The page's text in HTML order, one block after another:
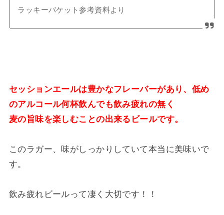
ラッキーバケット参考資料より
セッションエールは豊かなフレーバーがあり、低め
のアルコール何杯飲んでも飲み疲れの無く
麦の旨味を楽しむことの出来るビールです。
このラガー、味がしっかりしていて本当に美味いで
す。
飲み疲れビールって凄く大切です！！